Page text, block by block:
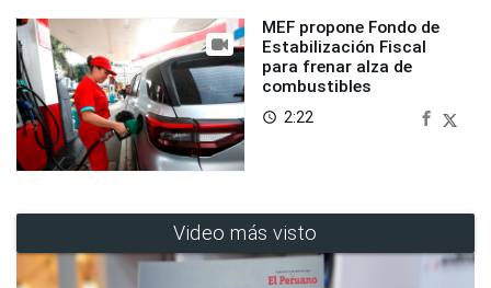
MEF propone Fondo de
Estabilización Fiscal
para frenar alza de
combustibles
access_time 2:22
Video más visto